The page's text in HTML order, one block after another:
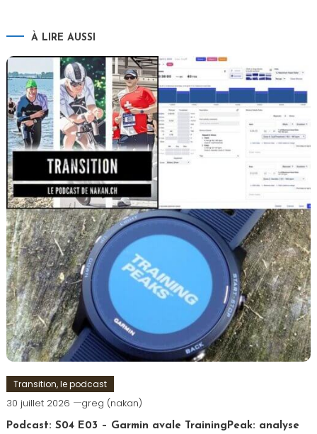
À LIRE AUSSI
Transition, le podcast
30 juillet 2026 greg (nakan)
Podcast: S04 E03 – Garmin avale TrainingPeak: analyse